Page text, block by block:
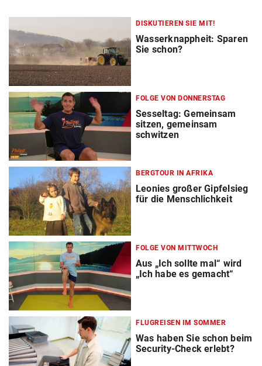
DISKUTIEREN SIE MIT!
Wasserknappheit: Sparen
Sie schon?
FOLGE VON DONNERSTAG
Sesseltag: Gemeinsam
sitzen, gemeinsam
schwitzen
BERGTOUR IN AFRIKA
Leonies großer Gipfelsieg
für die Menschlichkeit
FOLGE VON MITTWOCH
Aus „Ich sollte mal“ wird
„Ich habe es gemacht“
FLUGREISEN IM SOMMER
Was haben Sie schon beim
Security-Check erlebt?